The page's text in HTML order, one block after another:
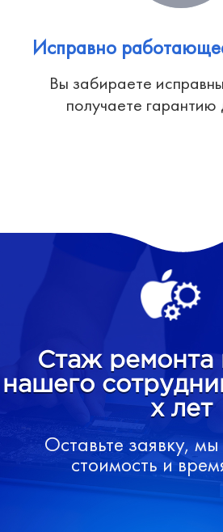
Исправно
Вы забираете
получаете
Стаж ремонта
нашего
х лет
Оставьте заявку,
стоимость и